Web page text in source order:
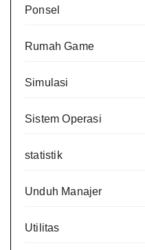
Ponsel
Rumah Game
Simulasi
Sistem Operasi
statistik
Unduh Manajer
Utilitas